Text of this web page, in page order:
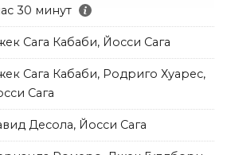
30 минут
Сага Кабаби, Йосси Сага
Сага Кабаби, Родриго Хуарес,
Сага
Десола, Йосси Сага